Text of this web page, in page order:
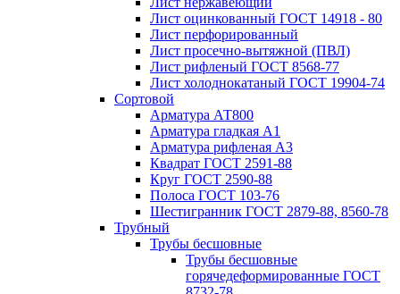
Лист оцинкованный ГОСТ 14918 - 80
Лист перфорированный
Лист просечно-вытяжной (ПВЛ)
Лист рифленый ГОСТ 8568-77
Лист холоднокатаный ГОСТ 19904-74
Сортовой
Арматура АТ800
Арматура гладкая А1
Арматура рифленая А3
Квадрат ГОСТ 2591-88
Круг ГОСТ 2590-88
Полоса ГОСТ 103-76
Шестигранник ГОСТ 2879-88, 8560-78
Трубный
Трубы бесшовные
Трубы бесшовные
горячедеформированные ГОСТ